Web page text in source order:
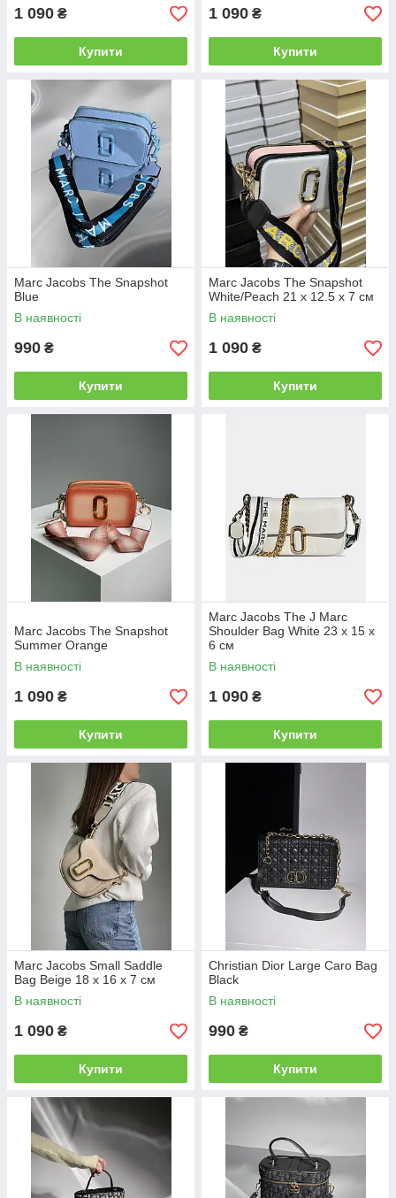
1 090 ₴
Купити
1 090 ₴
Купити
Marc Jacobs The Snapshot
Blue
В наявності
990 ₴
Купити
Marc Jacobs The Snapshot
White/Peach 21 х 12.5 х 7 см
В наявності
1 090 ₴
Купити
Marc Jacobs The Snapshot
Summer Orange
В наявності
1 090 ₴
Купити
Marc Jacobs The J Marc
Shoulder Bag White 23 х 15 х
6 см
В наявності
1 090 ₴
Купити
Marc Jacobs Small Saddle
Bag Beige 18 х 16 х 7 см
В наявності
1 090 ₴
Купити
Christian Dior Large Caro Bag
Black
В наявності
990 ₴
Купити